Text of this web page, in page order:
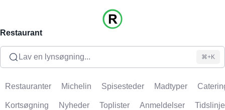
Restaurant
Lav en lynsøgning... ⌘+K
Restauranter Michelin Spisesteder Madtyper
Kortsøgning Nyheder Toplister Anmeldelser Tidslinje